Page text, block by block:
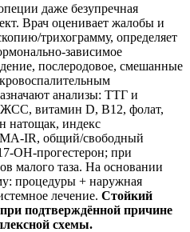
даже безупречная
Врач оценивает жалобы и
трихограмму, определяет
послеродовое, смешанные
анализы: ТТГ и
витамин D, В12, фолат,
натощак, индекс
общий/свободный
при
малого таза. На основании
процедуры + наружная
лечение. Стойкий
подтверждённой причине
схемы.